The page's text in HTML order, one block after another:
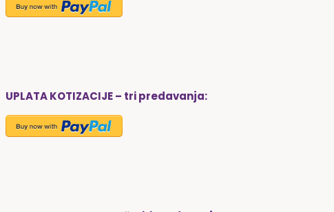
UPLATA KOTIZACIJE – tri predavanja: